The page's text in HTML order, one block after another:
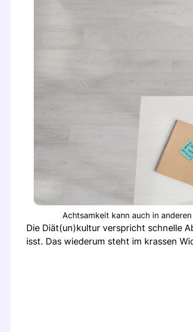
Achtsamkeit kann auch in
Die Diät(un)kultur verspricht schnelle
isst. Das wiederum steht im krassen